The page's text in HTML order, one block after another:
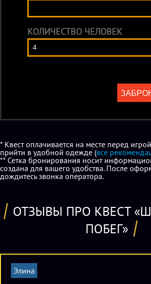
КОЛИЧЕСТВО ЧЕЛОВЕК
* Квест оплачивается на месте перед
прийти в удобной одежде (все
** Сетка бронирования носит
создана для вашего удобства. После
дождитесь звонка оператора.
ОТЗЫВЫ ПРО КВЕСТ
ПОБЕГ»
Элина